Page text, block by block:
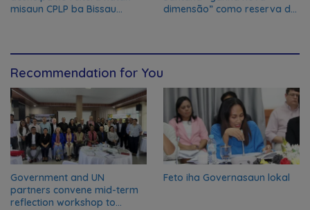
misaun CPLP ba Bissau
dimensão” como reserva da
Recommendation for You
Government and UN
partners convene mid-term
reflection workshop to
Feto iha Governasaun lokal